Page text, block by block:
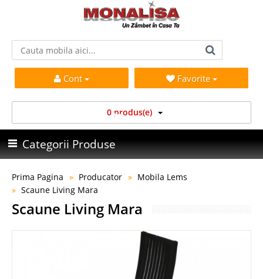
Cont Favorite
0 produs(e)
Categorii Produse
Prima Pagina Producator
Mobila Lems
Scaune Living Mara
Scaune Living Mara